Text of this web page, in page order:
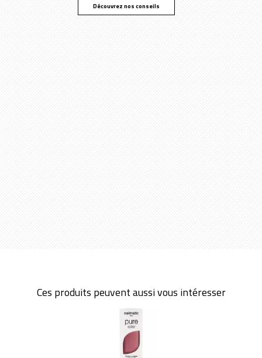
Découvrez nos conseils
Ces produits peuvent aussi vous intéresser